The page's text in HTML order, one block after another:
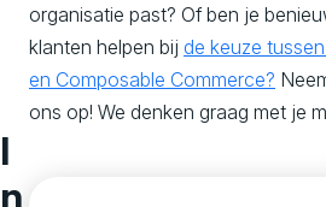
organisatie past? Of ben je
klanten helpen bij de keuze
en Composable Commerce?
ons op! We denken graag met je
I
n